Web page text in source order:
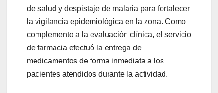
de salud y despistaje de malaria para fortalecer
la vigilancia epidemiológica en la zona. Como
complemento a la evaluación clínica, el servicio
de farmacia efectuó la entrega de
medicamentos de forma inmediata a los
pacientes atendidos durante la actividad.